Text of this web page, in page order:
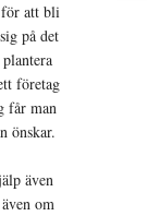
för att bli
på det
företag
får man
önskar.
även
om